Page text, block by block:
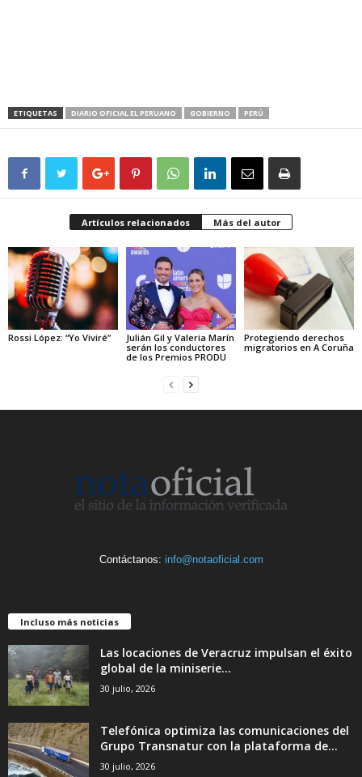
ETIQUETAS DIARIO OFICIAL EL PERUANO GOBIERNO PERÚ
Artículos relacionados Más del autor
Rossi López: “Yo Viviré”
Julián Gil y Valeria Marín
serán los conductores
de los Premios PRODU
Protegiendo derechos
migratorios en A Coruña
Contáctanos: info@notaoficial.com
Incluso más noticias
Las locaciones de Veracruz impulsan el éxito
global de la miniserie...
30 julio, 2026
Telefónica optimiza las comunicaciones del
Grupo Transnatur con la plataforma de...
30 julio, 2026